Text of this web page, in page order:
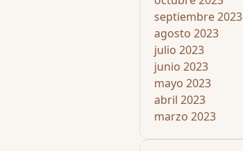
septiembre 2023
agosto 2023
julio 2023
junio 2023
mayo 2023
abril 2023
marzo 2023